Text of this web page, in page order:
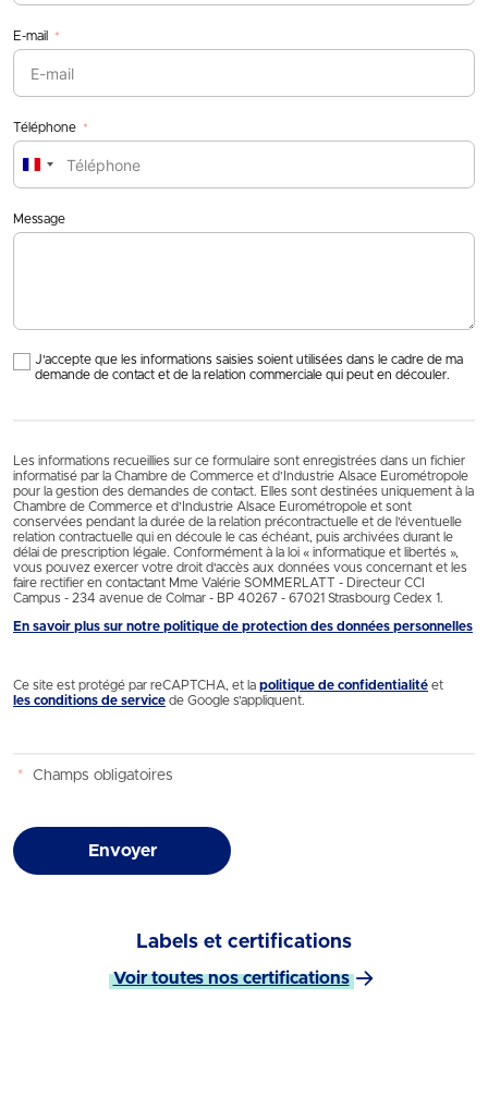
E-mail
Téléphone
France
Message
J'accepte que les informations saisies soient utilisées dans le cadre de ma
demande de contact et de la relation commerciale qui peut en découler.
Les informations recueillies sur ce formulaire sont enregistrées dans un fichier
informatisé par la Chambre de Commerce et d’Industrie Alsace Eurométropole
pour la gestion des demandes de contact. Elles sont destinées uniquement à la
Chambre de Commerce et d’Industrie Alsace Eurométropole et sont
conservées pendant la durée de la relation précontractuelle et de l’éventuelle
relation contractuelle qui en découle le cas échéant, puis archivées durant le
délai de prescription légale. Conformément à la loi « informatique et libertés »,
vous pouvez exercer votre droit d'accès aux données vous concernant et les
faire rectifier en contactant Mme Valérie SOMMERLATT - Directeur CCI
Campus - 234 avenue de Colmar - BP 40267 - 67021 Strasbourg Cedex 1.
En savoir plus sur notre politique de protection des données personnelles
Ce site est protégé par reCAPTCHA, et la politique de confidentialité et
les conditions de service de Google s’appliquent.
* Champs obligatoires
Envoyer
Labels et certifications
Voir toutes nos certifications